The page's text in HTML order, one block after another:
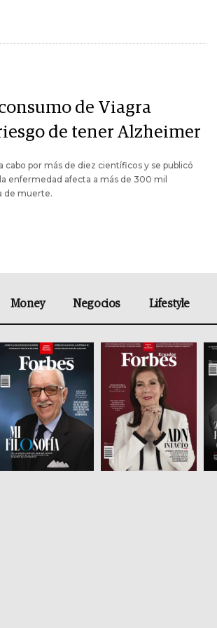
de Viagra
de tener Alzheimer
cabo por más de diez científicos y se publicó
enfermedad afecta a más de 300 mil
de muerte.
Money Negocios Lifestyle